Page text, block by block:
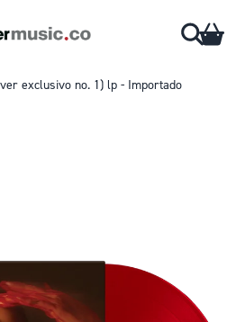
exclusivo no. 1) lp - Importado